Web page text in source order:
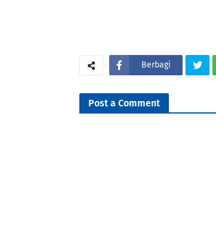
Berbagi
Post a Comment